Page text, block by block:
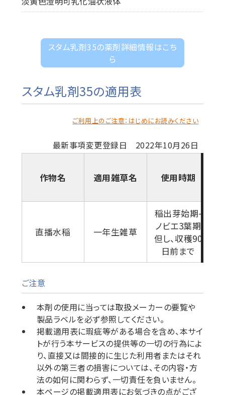
スタム乳剤35の薬剤詳細情報はこち
ら
スタム乳剤35の適用表
ご利用上のご注意：はじめにお読みください
最新事項変更登録日 2022年10月26日
作物名 適用雑草名 使用時期
直播水稲 一年生雑草
稲出芽始期-
ノビエ3葉期
但し、収穫90
日前まで
ご注意
本剤の使用に当っては取扱メーカーの要覧や
製品ラベルを必ず参照してください。
掲載適用表に瑕疵等がある場合を含め、本サイ
トが行う本サービスの提供等の一切の行為によ
り、直接又は間接的に生じた利用者またはそれ
以外の第三者の損害については、その内容・方
法の如何に関わらず、一切責任を負いません。
本ページの掲載適用表にお気づきの点がござ